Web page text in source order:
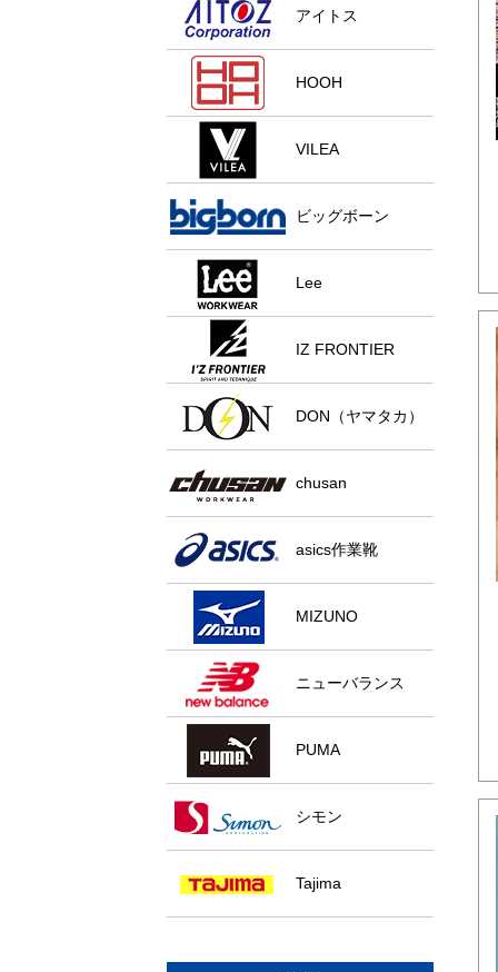
アイトス
HOOH
VILEA
ビッグボーン
Lee
IZ FRONTIER
DON（ヤマタカ）
chusan
asics作業靴
MIZUNO
ニューバランス
PUMA
シモン
Tajima